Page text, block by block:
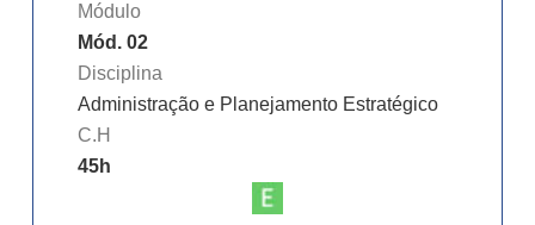
Módulo
Mód. 02
Disciplina
Administração e Planejamento Estratégico
C.H
45h